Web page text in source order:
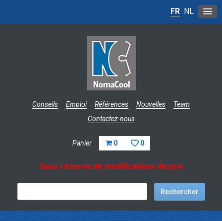
Conseils Emploi Références Nouvelles
Team
Contactez-nous
Panier 0 0
FR NL
Sous réserve de modifications de prix